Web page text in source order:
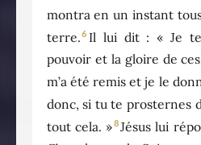
montra en un instant
terre.6 Il lui dit : « Je
pouvoir et la gloire de
m’a été remis et je le
donc, si tu te prosternes
tout cela. »8Jésus lui